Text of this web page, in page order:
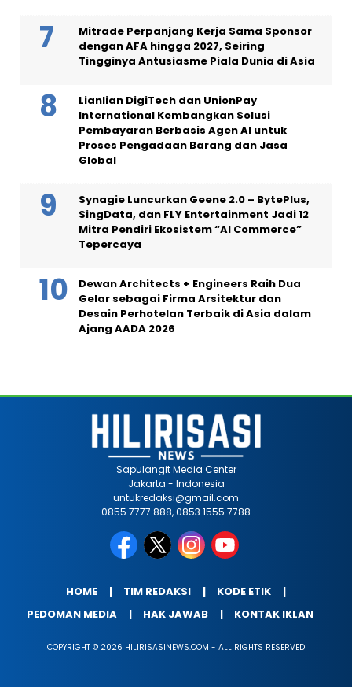
Mitrade Perpanjang Kerja Sama Sponsor
dengan AFA hingga 2027, Seiring
Tingginya Antusiasme Piala Dunia di Asia
Lianlian DigiTech dan UnionPay
International Kembangkan Solusi
Pembayaran Berbasis Agen AI untuk
Proses Pengadaan Barang dan Jasa
Global
Synagie Luncurkan Geene 2.0 – BytePlus,
SingData, dan FLY Entertainment Jadi 12
Mitra Pendiri Ekosistem “AI Commerce”
Tepercaya
Dewan Architects + Engineers Raih Dua
Gelar sebagai Firma Arsitektur dan
Desain Perhotelan Terbaik di Asia dalam
Ajang AADA 2026
Sapulangit Media Center
Jakarta - Indonesia
untukredaksi@gmail.com
0855 7777 888, 0853 1555 7788
HOME TIM REDAKSI
KODE ETIK
PEDOMAN MEDIA
HAK JAWAB KONTAK IKLAN
COPYRIGHT © 2026 HILIRISASINEWS.COM - ALL RIGHTS RESERVED